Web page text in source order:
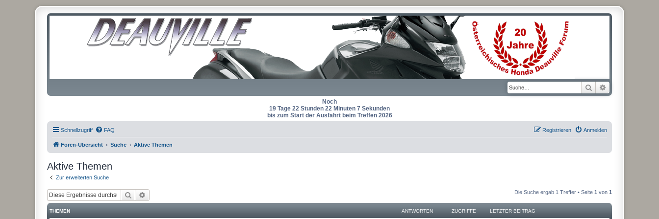
Suche
Noch
19 Tage 22 Stunden 22 Minuten 7 Sekunden
bis zum Start der Ausfahrt beim Treffen 2026
Schnellzugriff FAQ Anmelden
Registrieren
Foren-Übersicht Suche Aktive Themen
Aktive Themen
Zur erweiterten Suche
Suche Die Suche ergab 1 Treffer • Seite 1 von 1
THEMEN ANTWORTEN ZUGRIFFE LETZTER BEITRAG